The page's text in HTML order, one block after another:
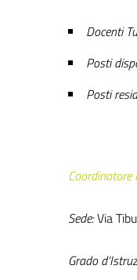
Docenti
Posti
Posti
Coordinatore
Sede:Via
Grado